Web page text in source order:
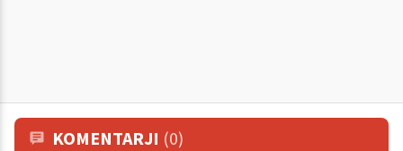
KOMENTARJI (0)